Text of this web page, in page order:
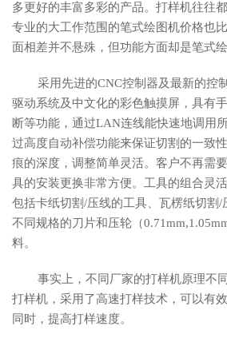
多更好的丰富多彩的产品。打样机往往
专业的大工作范围的笔式绘图机价格也
面相差并不悬殊，但功能方面却是笔式
采用先进的CNC控制器及最新的控
驱动系统及中文化的彩色触摸屏，具有
断等功能，通过LAN连线能快速地调用
过高度自动补偿功能来保证切割的一致
痕的深度，调整简单灵活。客户不再需
具的安装更换非常方便。工具的组合灵
包括卡纸切割/压线的工具、瓦楞纸切割/
不同规格的刀片和压轮（
料。
事实上，不同厂家的打样机原理不同
打样机，采用了高速打样技术，可以有
同时，提高打样速度。